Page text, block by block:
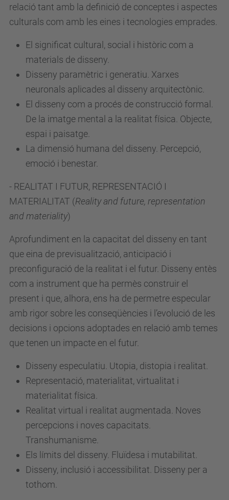
relació tant amb la definició de conceptes i aspectes
culturals com amb les eines i tecnologies emprades.
El significat cultural, social i històric com a
materials de disseny.
Disseny paramètric i generatiu. Xarxes
neuronals aplicades al disseny arquitectònic.
El disseny com a procés de construcció formal.
De la imatge mental a la realitat física. Objecte,
espai i paisatge.
La dimensió humana del disseny. Percepció,
emoció i benestar.
- REALITAT I FUTUR, REPRESENTACIÓ I
MATERIALITAT (Reality and future, representation
and materiality)
Aprofundiment en la capacitat del disseny en tant
que eina de previsualització, anticipació i
preconfiguració de la realitat i el futur. Disseny entès
com a instrument que ha permès construir el
present i que, alhora, ens ha de permetre especular
amb rigor sobre les conseqüències i l’evolució de les
decisions i opcions adoptades en relació amb temes
que tenen un impacte en el futur.
Disseny especulatiu. Utopia, distopia i realitat.
Representació, materialitat, virtualitat i
materialitat física.
Realitat virtual i realitat augmentada. Noves
percepcions i noves capacitats.
Transhumanisme.
Els límits del disseny. Fluïdesa i mutabilitat.
Disseny, inclusió i accessibilitat. Disseny per a
tothom.